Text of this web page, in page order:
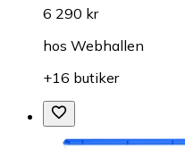
6 290 kr
hos Webhallen
+16 butiker